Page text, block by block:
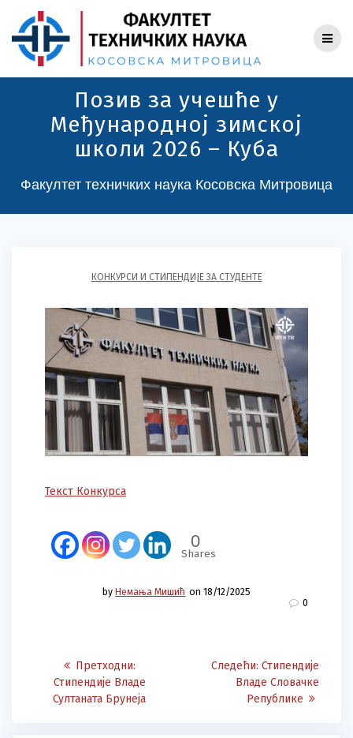
to
content
Позив за учешће у
Међународној зимској
школи 2026 – Куба
Факултет техничких наука Косовска Митровица
КОНКУРСИ И СТИПЕНДИЈЕ ЗА СТУДЕНТЕ
Текст Конкурса
0
Shares
by Немања Мишић on 18/12/2025
0
Post
navigation
Претходни:Претходна
објава:
Стипендије Владе
Султаната Брунеја
Следећи: Следећа
објава:
Стипендије
Владе Словачке
Републике